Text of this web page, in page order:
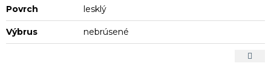
Povrch lesklý
Výbrus nebrúsené